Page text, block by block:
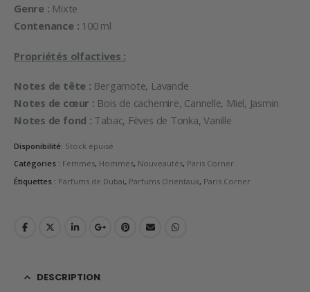
Genre : Mixte
Contenance : 100 ml
Propriétés olfactives :
Notes de tête : Bergamote, Lavande
Notes de cœur : Bois de cachemire, Cannelle, Miel, Jasmin
Notes de fond : Tabac, Fèves de Tonka, Vanille
Disponibilité: Stock épuisé
Catégories : Femmes, Hommes, Nouveautés, Paris Corner
Étiquettes : Parfums de Dubai, Parfums Orientaux, Paris Corner
DESCRIPTION